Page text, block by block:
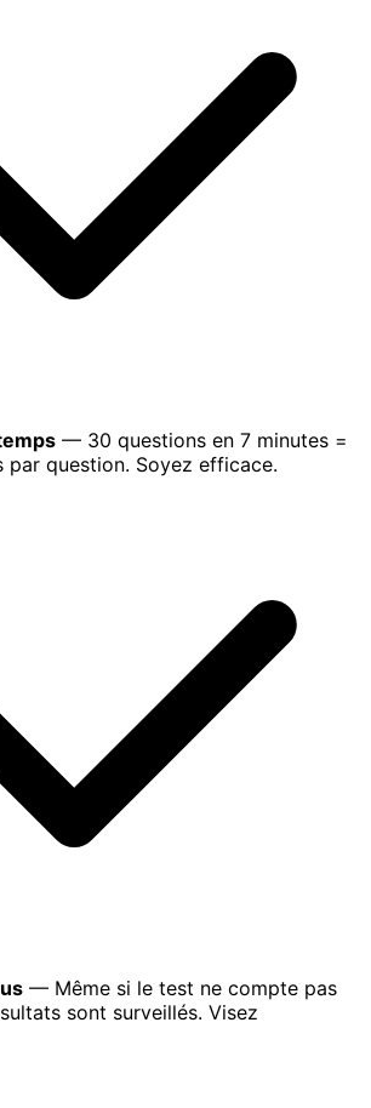
— 30 questions en 7 minutes =
par question. Soyez efficace.
— Même si le test ne compte pas
sont surveillés. Visez